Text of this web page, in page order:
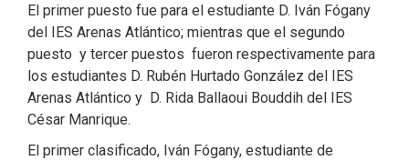
El primer puesto fue para el estudiante D. Iván Fógany
del IES Arenas Atlántico; mientras que el segundo
puesto y tercer puestos fueron respectivamente para
los estudiantes D. Rubén Hurtado González del IES
Arenas Atlántico y D. Rida Ballaoui Bouddih del IES
César Manrique.
El primer clasificado, Iván Fógany, estudiante de